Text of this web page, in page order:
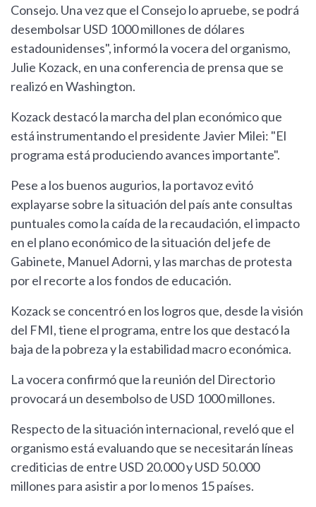
Consejo. Una vez que el Consejo lo apruebe, se podrá
desembolsar USD 1000 millones de dólares
estadounidenses", informó la vocera del organismo,
Julie Kozack, en una conferencia de prensa que se
realizó en Washington.
Kozack destacó la marcha del plan económico que
está instrumentando el presidente Javier Milei: "El
programa está produciendo avances importante".
Pese a los buenos augurios, la portavoz evitó
explayarse sobre la situación del país ante consultas
puntuales como la caída de la recaudación, el impacto
en el plano económico de la situación del jefe de
Gabinete, Manuel Adorni, y las marchas de protesta
por el recorte a los fondos de educación.
Kozack se concentró en los logros que, desde la visión
del FMI, tiene el programa, entre los que destacó la
baja de la pobreza y la estabilidad macro económica.
La vocera confirmó que la reunión del Directorio
provocará un desembolso de USD 1000 millones.
Respecto de la situación internacional, reveló que el
organismo está evaluando que se necesitarán líneas
crediticias de entre USD 20.000 y USD 50.000
millones para asistir a por lo menos 15 países.